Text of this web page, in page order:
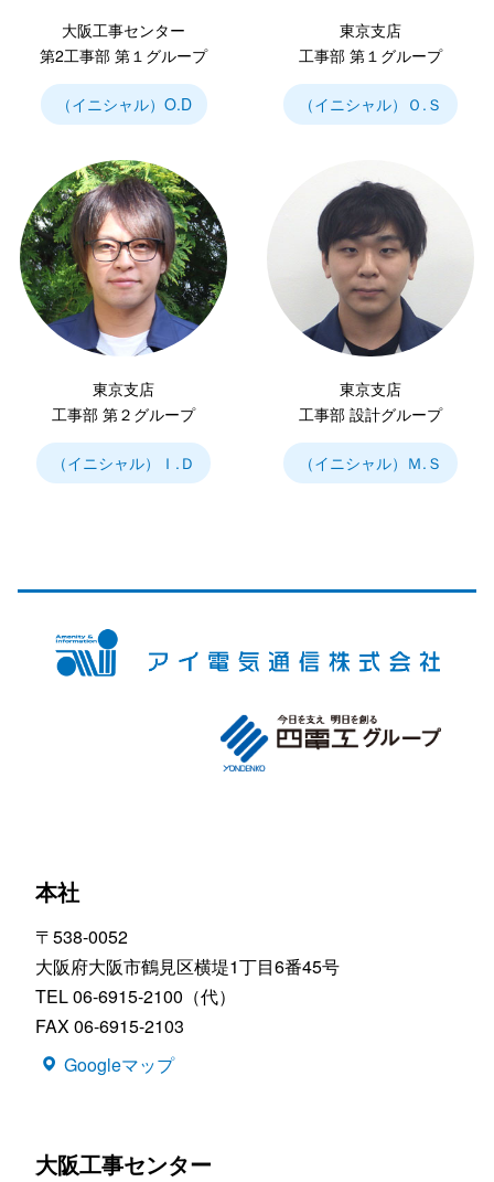
大阪工事センター
第2工事部 第１グループ
（イニシャル）O.D
東京支店
工事部 第１グループ
（イニシャル）Ｏ.Ｓ
東京支店
工事部 第２グループ
（イニシャル）Ｉ.Ｄ
東京支店
工事部 設計グループ
（イニシャル）Ｍ.Ｓ
本社
〒538-0052
大阪府大阪市鶴見区横堤1丁目6番45号
TEL 06-6915-2100（代）
FAX 06-6915-2103
Googleマップ
大阪工事センター